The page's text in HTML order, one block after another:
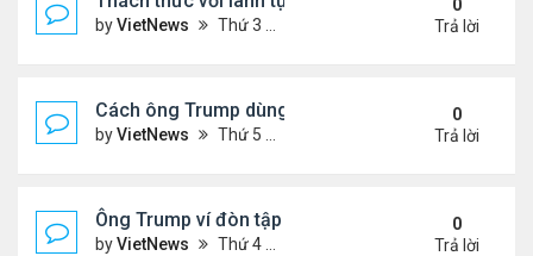
byVietNews Thứ 3 Tháng 7 01, 2025 8:46 am
0
Trả lời
Cách ông Trump dùng mạng xã hội để dập lửa
byVietNews Thứ 5 Tháng 6 26, 2025 4:33 pm
0
Trả lời
Ông Trump ví đòn tập kích Iran với vụ ném bom
byVietNews Thứ 4 Tháng 6 25, 2025 5:43 pm
0
Trả lời